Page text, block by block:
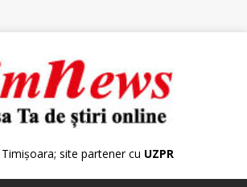
site partener cu UZPR